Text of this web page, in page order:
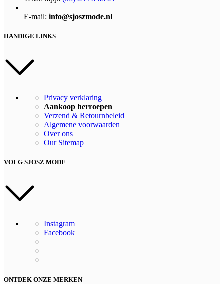
E-mail: info@sjoszmode.nl
HANDIGE LINKS
Privacy verklaring
Aankoop herroepen
Verzend & Retournbeleid
Algemene voorwaarden
Over ons
Our Sitemap
VOLG SJOSZ MODE
Instagram
Facebook
ONTDEK ONZE MERKEN